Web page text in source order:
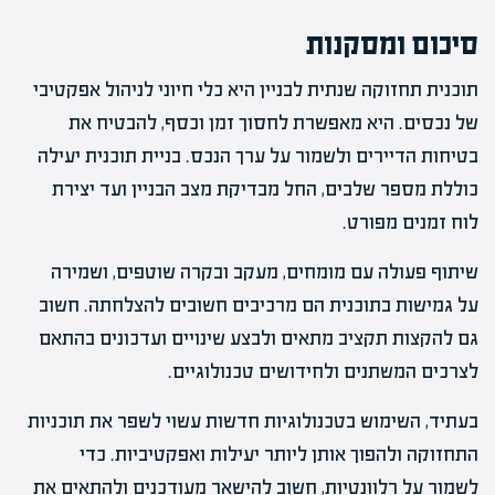
סיכום ומסקנות
תוכנית תחזוקה שנתית לבניין היא כלי חיוני לניהול אפקטיבי
של נכסים. היא מאפשרת לחסוך זמן וכסף, להבטיח את
בטיחות הדיירים ולשמור על ערך הנכס. בניית תוכנית יעילה
כוללת מספר שלבים, החל מבדיקת מצב הבניין ועד יצירת
לוח זמנים מפורט.
שיתוף פעולה עם מומחים, מעקב ובקרה שוטפים, ושמירה
על גמישות בתוכנית הם מרכיבים חשובים להצלחתה. חשוב
גם להקצות תקציב מתאים ולבצע שינויים ועדכונים בהתאם
לצרכים המשתנים ולחידושים טכנולוגיים.
בעתיד, השימוש בטכנולוגיות חדשות עשוי לשפר את תוכניות
התחזוקה ולהפוך אותן ליותר יעילות ואפקטיביות. כדי
לשמור על רלוונטיות, חשוב להישאר מעודכנים ולהתאים את